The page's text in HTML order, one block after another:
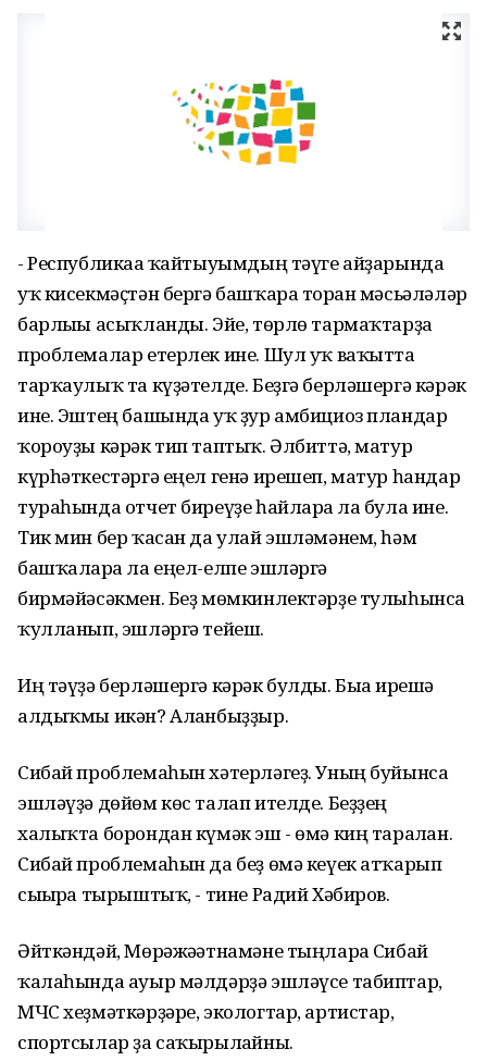
- Республикаға ҡайтыуымдың тәүге айҙарында
уҡ кисекмәҫтән бергә башҡара торған мәсьәләләр
барлығы асыҡланды. Эйе, төрлө тармаҡтарҙа
проблемалар етерлек ине. Шул уҡ ваҡытта
тарҡаулыҡ та күҙәтелде. Беҙгә берләшергә кәрәк
ине. Эштең башында уҡ ҙур амбициоз пландар
ҡороуҙы кәрәк тип таптыҡ. Әлбиттә, матур
күрһәткестәргә еңел генә ирешеп, матур һандар
тураһында отчет биреүҙе һайларға ла була ине.
Тик мин бер ҡасан да улай эшләмәнем, һәм
башҡаларға ла еңел-елпе эшләргә
бирмәйәсәкмен. Беҙ мөмкинлектәрҙе тулыһынса
ҡулланып, эшләргә тейеш.
Иң тәүҙә берләшергә кәрәк булды. Быға ирешә
алдыҡмы икән? Алғанбыҙҙыр.
Сибай проблемаһын хәтерләгеҙ. Уның буйынса
эшләүҙә дөйөм көс талап ителде. Беҙҙең
халыҡта борондан күмәк эш - өмә киң таралған.
Сибай проблемаһын да беҙ өмә кеүек атҡарып
сығырға тырыштыҡ, - тине Радий Хәбиров.
Әйткәндәй, Мөрәжәғәтнамәне тыңларға Сибай
ҡалаһында ауыр мәлдәрҙә эшләүсе табиптар,
МЧС хеҙмәткәрҙәре, экологтар, артистар,
спортсылар ҙа саҡырылғайны.